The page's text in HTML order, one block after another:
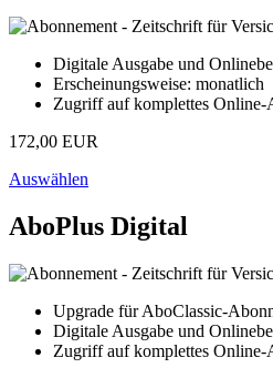
Digitale Ausgabe und
Erscheinungsweise: monatlich
Zugriff auf komplettes
172,00 EUR
Auswählen
AboPlus Digital
Upgrade für AboClassic-
Digitale Ausgabe und
Zugriff auf komplettes